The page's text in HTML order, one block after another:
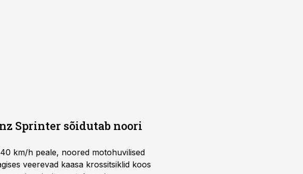
Sprinter sõidutab noori
km/h peale, noored motohuvilised
veerevad kaasa krossitsiklid koos